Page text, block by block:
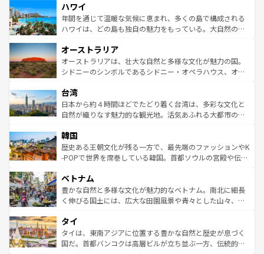
ば市内交通費無料で観光を楽しむこともできる。 なお、新
着のスイス情報はコンテンツ一覧 を参照してほしい。
のような巨大都市は、観光、ショッピング、エンターテイ
ンメントが詰まった刺激的なスポットだ。一方、アメリカ
西部には大自然が広がり、グランドキャニオンやイエロー
部のニューオーリンズでは、音楽と美食が融合した独特の
文化が魅力。旅行者はアメリカの各地域で異なる魅力を楽
しみながら、その多様性と豊かな歴史を感じることができ
ならではの贅沢な旅のスタイルだ。 なお、新着のアメリカ
情報はコンテンツ一覧を参照してほしい。
ハワイ
年間を通じて温暖な気候に恵まれ、多くの島で構成される
ハワイは、どの島も独自の魅力をもっている。大自然の神
ワイ島は見逃せない。また、定番の観光地といえばオアフ
島だが、静かな自然を求めるならマウイ島やカウアイ島が
おすすめ。エメラルドグリーンに輝く海をはじめ、豊かな
れるおもてなしの心で訪れる人々を迎えてくれるハワイの
人々、おいしいローカルフードやハワイアンミュージッ
ク、伝統的なフラダンスなど、すべてがハワイの魅力を彩
ワイを、存分に味わってほしい。 なお、新着のハワイ情報
はコンテンツ一覧を参照してほしい。
オーストラリア
オーストラリアは、壮大な自然と多様な文化が魅力の国。
シドニーのシンボルであるシドニー・オペラハウス、オー
リアリーフや大陸中央部にそびえるウルル（エアーズロッ
ク）、タスマニアの美しい原生林やケアンズの熱帯雨林な
ど、見どころがたくさん。また、カフェやワイン、オージ
いる。アクティビティも充実しており、サーフィンやダイ
ビング、ハイキングなど、アウトドア好きにはたまらな
い。オーストラリアの多彩な魅力を存分に味わいつくそ
参照してほしい。
台湾
日本から約４時間ほどでたどり着く台湾は、多彩な文化と
自然が織りなす魅力的な観光地。活気あふれる大都市の台
ン）、静ひつな山岳地帯である台湾東部など、都市の喧騒
と山間の静けさが共存しており、訪れる人に新しい発見と
驚きをもたらしてくれる。また、奥深い台湾の食文化も魅
容にもいいと評判のスイーツなど、バラエティ豊かな料理
が味わえる。 なお、新着の台湾情報は コンテンツ一覧を参
照してほしい。
韓国
歴史ある王朝文化が残る一方で、最先端のファッションやK
-POPで世界を席巻している韓国。首都ソウルの宮殿や伝統
き、地方に足を延ばせば四季折々の自然美を楽しむことが
できる。そして、キムチや焼肉、絶品のストリートフード
まで、さまざまな韓国料理が待っている。夜には、韓国な
リティに包まれながら、韓国の多彩な魅力を心ゆくまで味
わってみてほしい。 なお、新着の韓国情報はコンテンツ一
覧を参照してほしい。
ベトナム
豊かな自然と多様な文化が魅力的なベトナム。南北に細長
く伸びる国土には、広大な田園風景や青々とした山々、世
急速な発展と共に伝統が息づく。ハノイの古い町並みやホ
ーチミン市のフランス統治時代の建物も、独特の雰囲気を
醸し出している。また、バラエティの豊かさとおいしさで
タイ
タイは、東南アジアに位置する豊かな自然と歴史が息づく
国だ。首都バンコクは高層ビルが立ち並ぶ一方、伝統的な